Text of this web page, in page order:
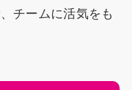
チームに活気をも